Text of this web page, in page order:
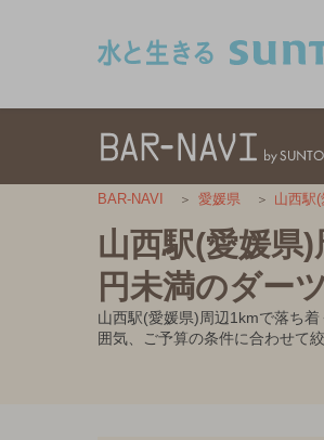
BAR-NAVI 愛媛県 山西駅
山西駅(愛媛県
円未満のダー
山西駅(愛媛県)周辺1kmで落ち
囲気、ご予算の条件に合わせて